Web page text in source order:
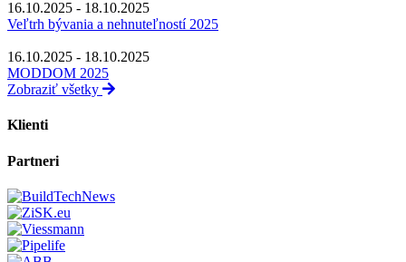
16.10.2025 - 18.10.2025
Veľtrh bývania a nehnuteľností 2025
16.10.2025 - 18.10.2025
MODDOM 2025
Zobraziť všetky
Klienti
Partneri